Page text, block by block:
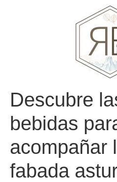
Descubre
bebidas
acompañar
fabada